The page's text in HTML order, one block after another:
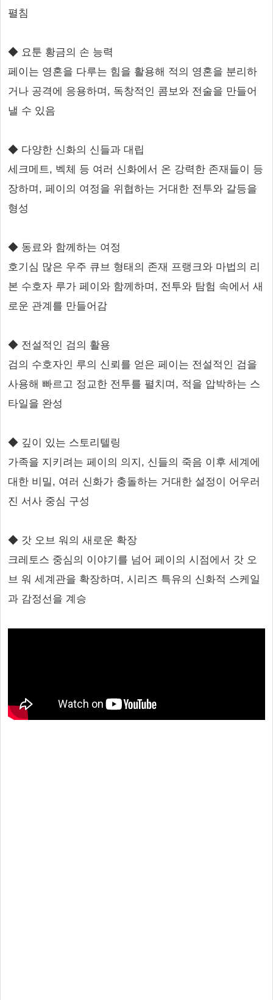
펼침
◆ 요툰 황금의 손 능력
페이는 영혼을 다루는 힘을 활용해 적의 영혼을 분리하
거나 공격에 응용하며, 독창적인 콤보와 전술을 만들어
낼 수 있음
◆ 다양한 신화의 신들과 대립
세크메트, 벡체 등 여러 신화에서 온 강력한 존재들이 등
장하며, 페이의 여정을 위협하는 거대한 전투와 갈등을
형성
◆ 동료와 함께하는 여정
호기심 많은 우주 큐브 형태의 존재 프랭크와 마법의 리
본 수호자 루가 페이와 함께하며, 전투와 탐험 속에서 새
로운 관계를 만들어감
◆ 전설적인 검의 활용
검의 수호자인 루의 신뢰를 얻은 페이는 전설적인 검을
사용해 빠르고 정교한 전투를 펼치며, 적을 압박하는 스
타일을 완성
◆ 깊이 있는 스토리텔링
가족을 지키려는 페이의 의지, 신들의 죽음 이후 세계에
대한 비밀, 여러 신화가 충돌하는 거대한 설정이 어우러
진 서사 중심 구성
◆ 갓 오브 워의 새로운 확장
크레토스 중심의 이야기를 넘어 페이의 시점에서 갓 오
브 워 세계관을 확장하며, 시리즈 특유의 신화적 스케일
과 감정선을 계승